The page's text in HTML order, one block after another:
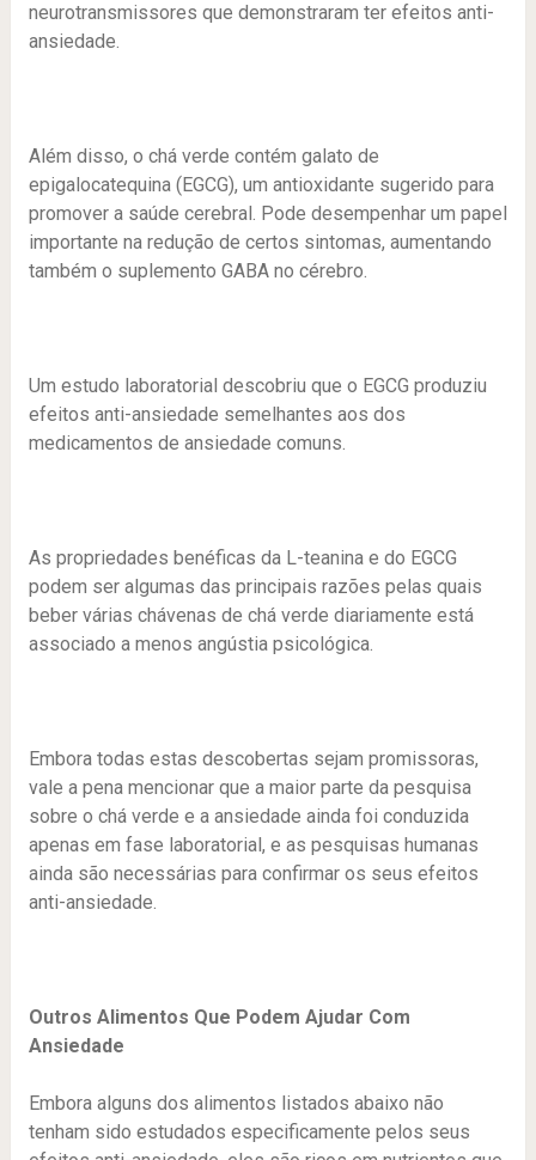
neurotransmissores que demonstraram ter efeitos anti-
ansiedade.
Além disso, o chá verde contém galato de
epigalocatequina (EGCG), um antioxidante sugerido para
promover a saúde cerebral. Pode desempenhar um papel
importante na redução de certos sintomas, aumentando
também o suplemento GABA no cérebro.
Um estudo laboratorial descobriu que o EGCG produziu
efeitos anti-ansiedade semelhantes aos dos
medicamentos de ansiedade comuns.
As propriedades benéficas da L-teanina e do EGCG
podem ser algumas das principais razões pelas quais
beber várias chávenas de chá verde diariamente está
associado a menos angústia psicológica.
Embora todas estas descobertas sejam promissoras,
vale a pena mencionar que a maior parte da pesquisa
sobre o chá verde e a ansiedade ainda foi conduzida
apenas em fase laboratorial, e as pesquisas humanas
ainda são necessárias para confirmar os seus efeitos
anti-ansiedade.
Outros Alimentos Que Podem Ajudar Com
Ansiedade
Embora alguns dos alimentos listados abaixo não
tenham sido estudados especificamente pelos seus